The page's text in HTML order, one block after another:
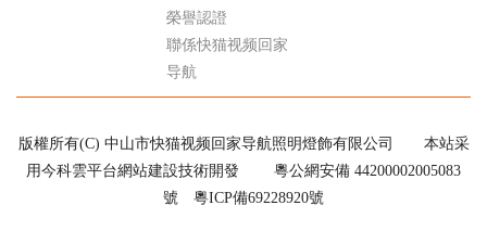
榮譽認證
聯係快猫视频回家
导航
版權所有(C) 中山市快猫视频回家导航照明燈飾有限公司 本站采
用今科雲平台網站建設技術開發 粵公網安備 44200002005083
號 粵ICP備69228920號